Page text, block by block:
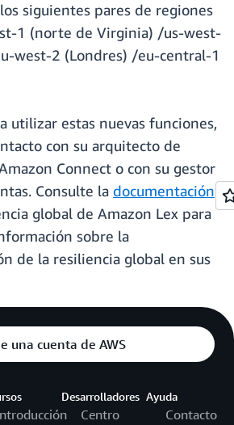
siguientes pares de regiones
1 (norte de Virginia) /us-west-
west-2 (Londres) /eu-central-1
utilizar estas nuevas funciones,
con su arquitecto de
Connect o con su gestor
Consulte la documentación
global de Amazon Lex para
sobre la
de la resiliencia global en sus
una cuenta de AWS
Desarrolladores
Centro
Ayuda
Contacto